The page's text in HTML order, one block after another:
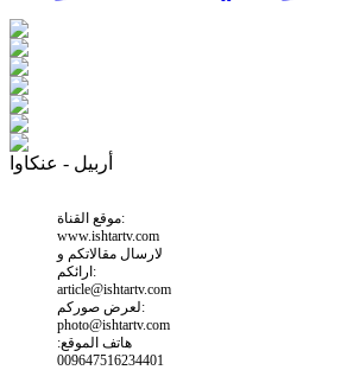
أربيل - عنكاوا
موقع القناة:
www.ishtartv.com
لارسال مقالاتكم و
ارائكم:
article@ishtartv.com
لعرض صوركم:
photo@ishtartv.com
هاتف الموقع:
009647516234401